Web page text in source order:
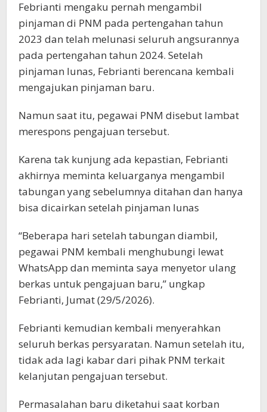
Febrianti mengaku pernah mengambil
pinjaman di PNM pada pertengahan tahun
2023 dan telah melunasi seluruh angsurannya
pada pertengahan tahun 2024. Setelah
pinjaman lunas, Febrianti berencana kembali
mengajukan pinjaman baru.
Namun saat itu, pegawai PNM disebut lambat
merespons pengajuan tersebut.
Karena tak kunjung ada kepastian, Febrianti
akhirnya meminta keluarganya mengambil
tabungan yang sebelumnya ditahan dan hanya
bisa dicairkan setelah pinjaman lunas
“Beberapa hari setelah tabungan diambil,
pegawai PNM kembali menghubungi lewat
WhatsApp dan meminta saya menyetor ulang
berkas untuk pengajuan baru,” ungkap
Febrianti, Jumat (29/5/2026).
Febrianti kemudian kembali menyerahkan
seluruh berkas persyaratan. Namun setelah itu,
tidak ada lagi kabar dari pihak PNM terkait
kelanjutan pengajuan tersebut.
Permasalahan baru diketahui saat korban